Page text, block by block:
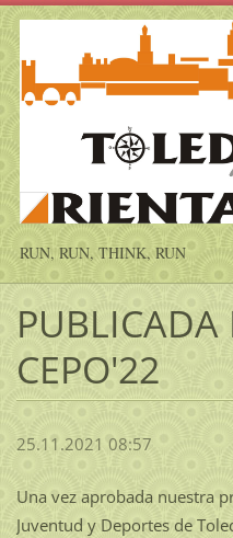
RUN, RUN, THINK, RUN
CEPO'22
25.11.2021 08:57
Una vez aprobada nuestra
Juventud y Deportes de